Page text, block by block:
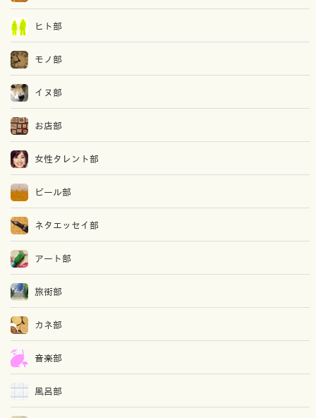
ヒト部
モノ部
イヌ部
お店部
女性タレント部
ビール部
ネタエッセイ部
アート部
旅街部
カネ部
音楽部
風呂部